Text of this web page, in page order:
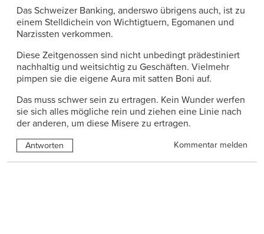
Das Schweizer Banking, anderswo übrigens auch, ist zu
einem Stelldichein von Wichtigtuern, Egomanen und
Narzissten verkommen.
Diese Zeitgenossen sind nicht unbedingt prädestiniert
nachhaltig und weitsichtig zu Geschäften. Vielmehr
pimpen sie die eigene Aura mit satten Boni auf.
Das muss schwer sein zu ertragen. Kein Wunder werfen
sie sich alles mögliche rein und ziehen eine Linie nach
der anderen, um diese Misere zu ertragen.
Antworten Kommentar melden